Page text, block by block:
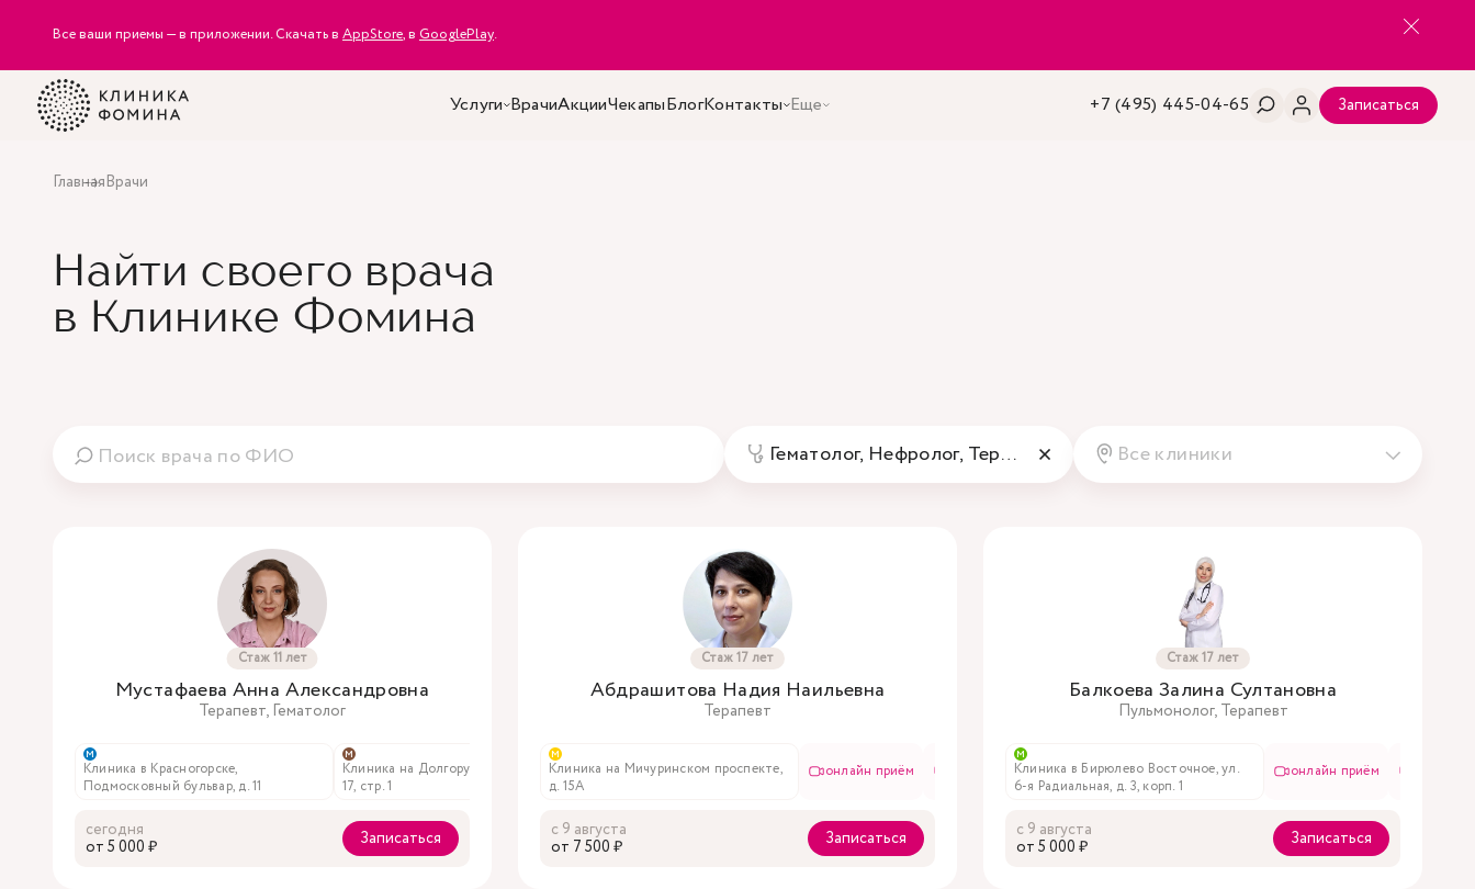
Все ваши приемы — в приложении. Скачать в AppStore, в GooglePlay.
Услуги ВрачиАкцииЧекапыБлогКонтакты Еще +7 (495) 445-04-65 Записаться
ГлавнаяВрачи
Найти своего врача
в Клинике Фомина
Гематолог, Нефролог, Терапевт Все клиники
Стаж 11 лет
Мустафаева Анна Александровна
Терапевт, Гематолог
м
Клиника в Красногорске,
Подмосковный бульвар, д. 11
м
Клиника на Долгоруковской улице, д.
17, стр. 1
Клиника на Столярном переулке, д. 3.
онлайн приём в чате
сегодня
oт 5 000 ₽
Записаться
Стаж 17 лет
Абдрашитова Надия Наильевна
Терапевт
м
Клиника на Мичуринском проспекте,
д. 15А
онлайн приём
с 9 августа
oт 7 500 ₽
Записаться
Стаж 17 лет
Балкоева Залина Султановна
Пульмонолог, Терапевт
м
Клиника в Бирюлево Восточное, ул.
6-я Радиальная, д. 3, корп. 1
онлайн приём
с 9 августа
oт 5 000 ₽
Записаться